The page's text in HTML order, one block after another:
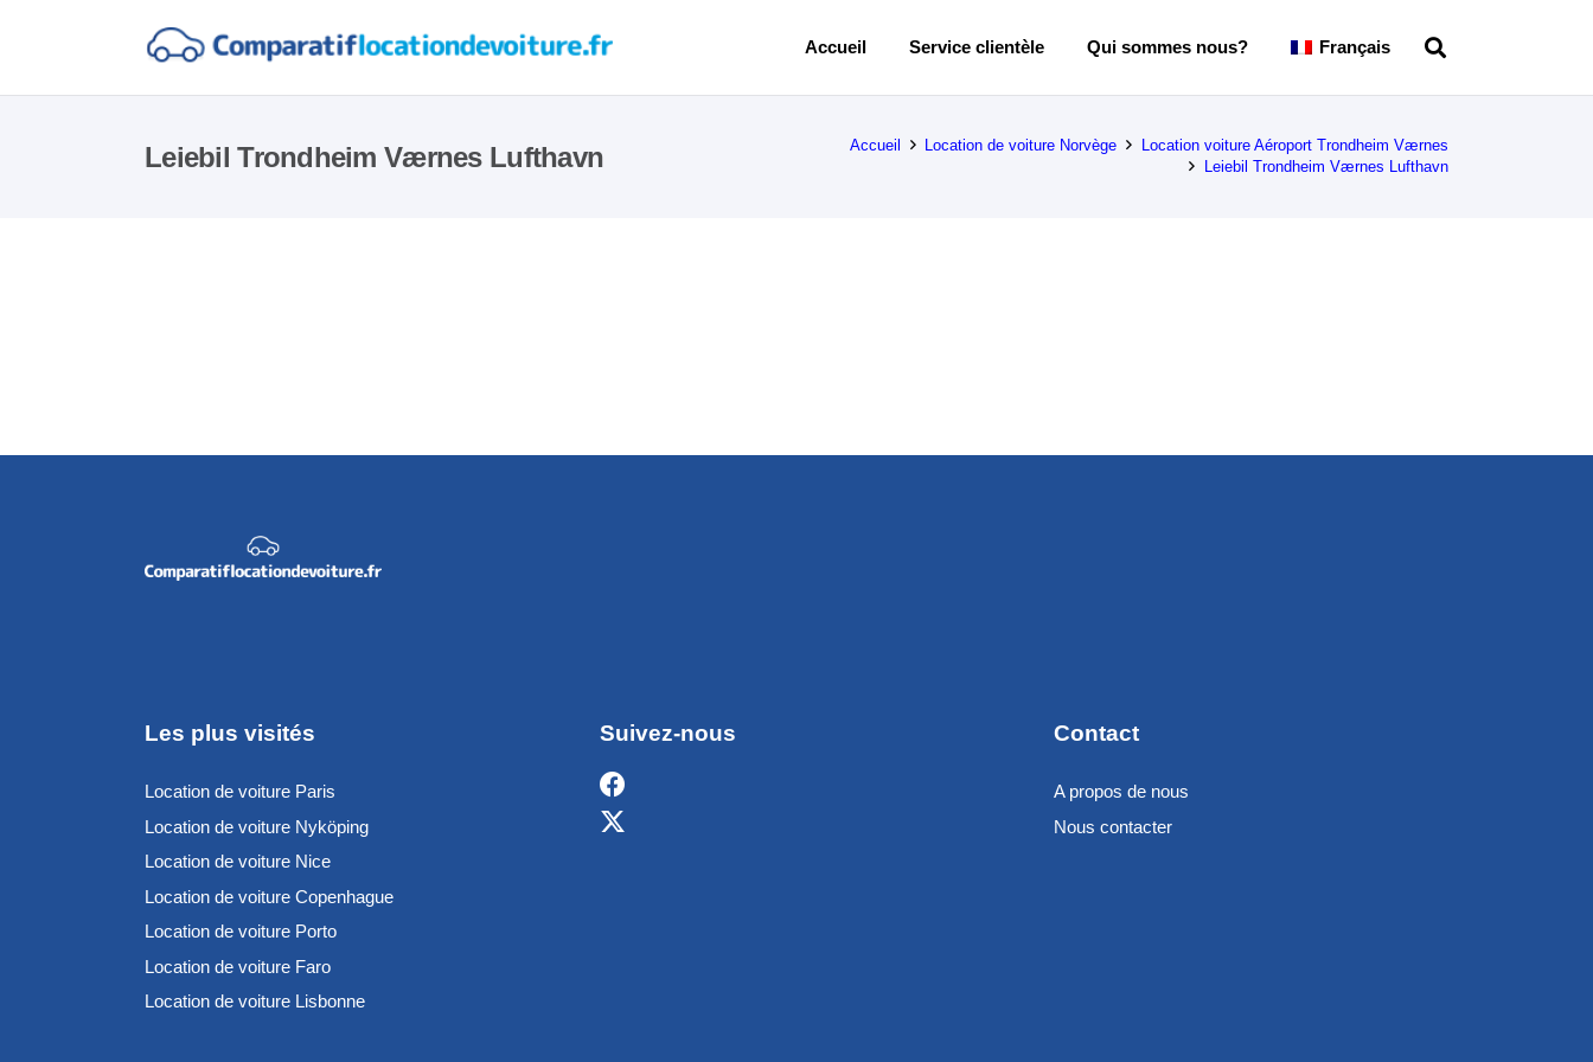
Accueil Service clientèle Qui sommes nous? Français
Leiebil Trondheim Værnes Lufthavn Accueil Location de voiture Norvège
Location voiture Aéroport Trondheim Værnes
Leiebil Trondheim Værnes Lufthavn
Les plus visités
Location de voiture Paris
Location de voiture Nyköping
Location de voiture Nice
Location de voiture Copenhague
Location de voiture Porto
Location de voiture Faro
Location de voiture Lisbonne
Suivez-nous Contact
A propos de nous
Nous contacter